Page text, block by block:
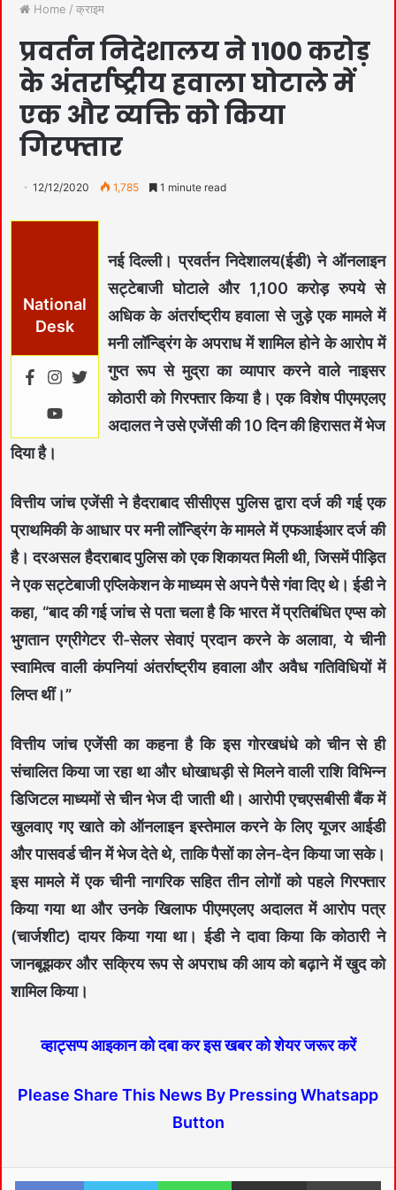
Home / क्राइम
प्रवर्तन निदेशालय ने 1100 करोड़
के अंतर्राष्ट्रीय हवाला घोटाले में
एक और व्यक्ति को किया
गिरफ्तार
12/12/2020 1,785 1 minute read
National
Desk
नई दिल्ली। प्रवर्तन निदेशालय(ईडी) ने ऑनलाइन
सट्टेबाजी घोटाले और 1,100 करोड़ रुपये से
अधिक के अंतर्राष्ट्रीय हवाला से जुड़े एक मामले में
मनी लॉन्ड्रिंग के अपराध में शामिल होने के आरोप में
गुप्त रूप से मुद्रा का व्यापार करने वाले नाइसर
कोठारी को गिरफ्तार किया है। एक विशेष पीएमएलए
अदालत ने उसे एजेंसी की 10 दिन की हिरासत में भेज
दिया है।
वित्तीय जांच एजेंसी ने हैदराबाद सीसीएस पुलिस द्वारा दर्ज की गई एक
प्राथमिकी के आधार पर मनी लॉन्ड्रिंग के मामले में एफआईआर दर्ज की
है। दरअसल हैदराबाद पुलिस को एक शिकायत मिली थी, जिसमें पीड़ित
ने एक सट्टेबाजी एप्लिकेशन के माध्यम से अपने पैसे गंवा दिए थे। ईडी ने
कहा, “बाद की गई जांच से पता चला है कि भारत में प्रतिबंधित एप्स को
भुगतान एग्रीगेटर री-सेलर सेवाएं प्रदान करने के अलावा, ये चीनी
स्वामित्व वाली कंपनियां अंतर्राष्ट्रीय हवाला और अवैध गतिविधियों में
लिप्त थीं।”
वित्तीय जांच एजेंसी का कहना है कि इस गोरखधंधे को चीन से ही
संचालित किया जा रहा था और धोखाधड़ी से मिलने वाली राशि विभिन्न
डिजिटल माध्यमों से चीन भेज दी जाती थी। आरोपी एचएसबीसी बैंक में
खुलवाए गए खाते को ऑनलाइन इस्तेमाल करने के लिए यूजर आईडी
और पासवर्ड चीन में भेज देते थे, ताकि पैसों का लेन-देन किया जा सके।
इस मामले में एक चीनी नागरिक सहित तीन लोगों को पहले गिरफ्तार
किया गया था और उनके खिलाफ पीएमएलए अदालत में आरोप पत्र
(चार्जशीट) दायर किया गया था। ईडी ने दावा किया कि कोठारी ने
जानबूझकर और सक्रिय रूप से अपराध की आय को बढ़ाने में खुद को
शामिल किया।
व्हाट्सप्प आइकान को दबा कर इस खबर को शेयर जरूर करें
Please Share This News By Pressing Whatsapp
Button